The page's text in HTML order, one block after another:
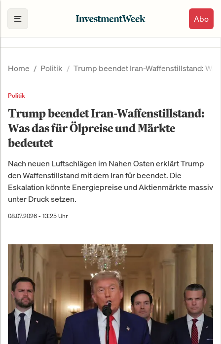
Abo
Home Politik Trump beendet Iran-Waffenstillstand:
Politik
Trump beendet Iran-Waffenstillstand:
Was das für Ölpreise und Märkte
bedeutet
Nach neuen Luftschlägen im Nahen Osten erklärt Trump
den Waffenstillstand mit dem Iran für beendet. Die
Eskalation könnte Energiepreise und Aktienmärkte massiv
unter Druck setzen.
08.07.2026 - 13:25 Uhr